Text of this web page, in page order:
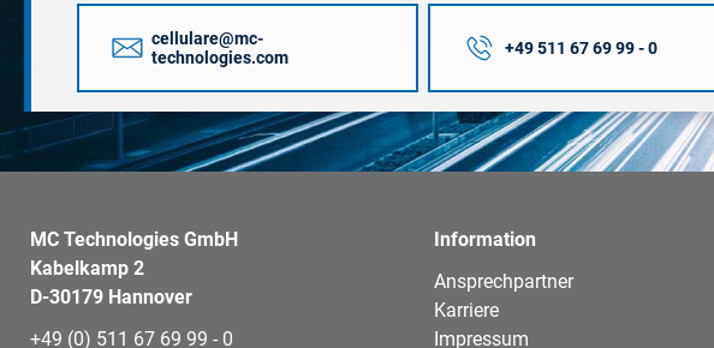
cellulare@mc-
technologies.com
+49 511 67 69 99 - 0
MC Technologies GmbH
Kabelkamp 2
D-30179 Hannover
+49 (0) 511 67 69 99 - 0
Information
Ansprechpartner
Karriere
Impressum